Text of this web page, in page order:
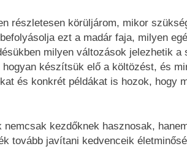
részletesen körüljárom, mikor
ezt a madár faja, milyen
milyen változások jelezhetik
hogyan készítsük elő a költözést, és
és konkrét példákat is hozok, hogy
nemcsak kezdőknek hasznosak,
tovább javítani kedvenceik